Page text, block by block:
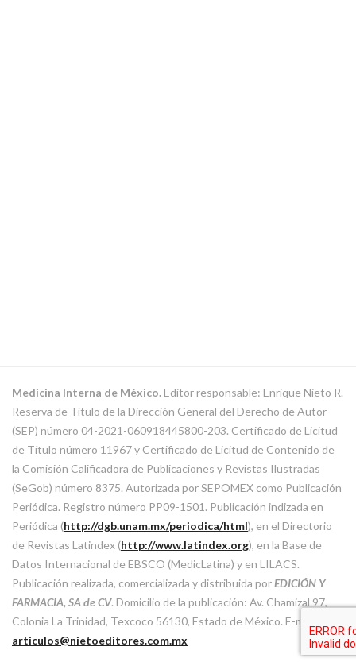
Medicina Interna de México.Editor responsable: Enrique Nieto R.
Reserva de Título de la Dirección General del Derecho de Autor
(SEP) número 04-2021-060918445800-203. Certificado de Licitud
de Título número 11967 y Certificado de Licitud de Contenido de
la Comisión Calificadora de Publicaciones y Revistas Ilustradas
(SeGob) número 8375. Autorizada por SEPOMEX como Publicación
Periódica. Registro número PP09-1501. Publicación indizada en
Periódica (http://dgb.unam.mx/periodica/html), en el Directorio
de Revistas Latindex (http://www.latindex.org), en la Base de
Datos Internacional de EBSCO (MedicLatina) y en LILACS.
Publicación realizada, comercializada y distribuida porEDICIÓN Y
FARMACIA, SA de CV. Domicilio de la publicación: Av. Chamizal 97,
Colonia La Trinidad, Texcoco 56130, Estado de México. E-mail:
articulos@nietoeditores.com.mx